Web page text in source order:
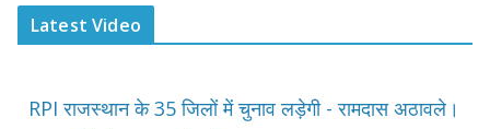
Latest Video
RPI राजस्थान के 35 जिलों में चुनाव लड़ेगी - रामदास अठावले।